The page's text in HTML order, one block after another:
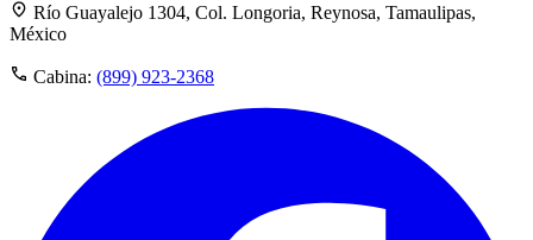
Río Guayalejo 1304, Col. Longoria, Reynosa, Tamaulipas,
México
Cabina: (899) 923-2368